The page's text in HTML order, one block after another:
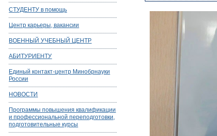
СТУДЕНТУ в помощь
Центр карьеры, вакансии
ВОЕННЫЙ УЧЕБНЫЙ ЦЕНТР
АБИТУРИЕНТУ
Единый контакт-центр Минобрнауки
России
НОВОСТИ
Программы повышения квалификации
и профессиональной переподготовки,
подготовительные курсы